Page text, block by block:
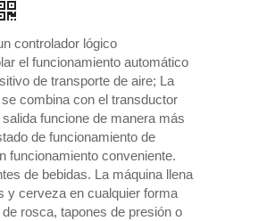
controlador lógico
el funcionamiento automático
de transporte de aire; La
combina con el transductor
funcione de manera más
de funcionamiento de
funcionamiento conveniente.
de bebidas. La máquina llena
y cerveza en cualquier forma
rosca, tapones de presión o